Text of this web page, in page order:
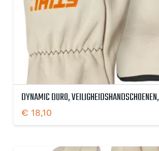
DYNAMIC DURO,
€ 18,10